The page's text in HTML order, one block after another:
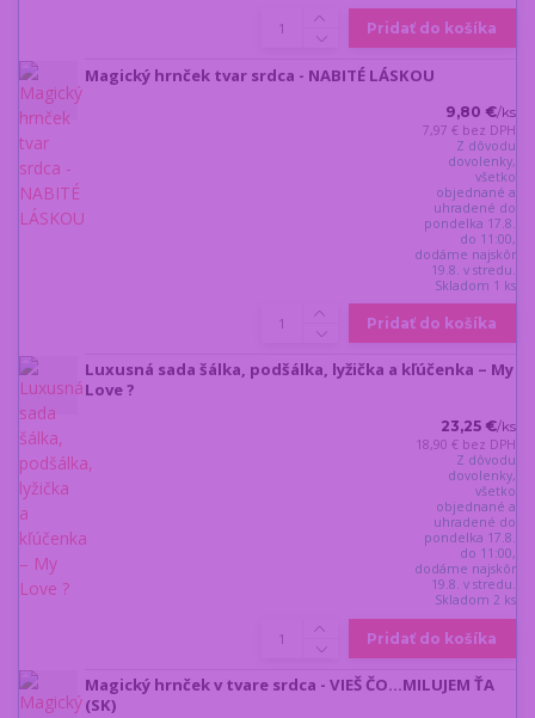
Pridať do košíka
Magický hrnček tvar srdca - NABITÉ LÁSKOU
9,80 €/ks
7,97 € bez DPH
Z dôvodu
dovolenky,
všetko
objednané a
uhradené do
pondelka 17.8.
do 11:00,
dodáme najskôr
19.8. v stredu.
Skladom 1 ks
Pridať do košíka
Luxusná sada šálka, podšálka, lyžička a kľúčenka – My
Love ?
23,25 €/ks
18,90 € bez DPH
Z dôvodu
dovolenky,
všetko
objednané a
uhradené do
pondelka 17.8.
do 11:00,
dodáme najskôr
19.8. v stredu.
Skladom 2 ks
Pridať do košíka
Magický hrnček v tvare srdca - VIEŠ ČO...MILUJEM ŤA
(SK)